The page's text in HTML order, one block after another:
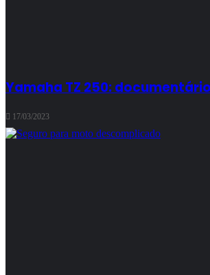
Yamaha TZ 250:
17/03/2023